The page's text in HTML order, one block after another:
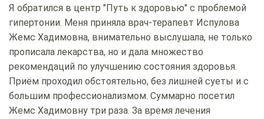
Я обратился в центр "Путь к здоровью" с проблемой
гипертонии. Меня приняла врач-терапевт Испулова
Жемс Хадимовна, внимательно выслушала, не только
прописала лекарства, но и дала множество
рекомендаций по улучшению состояния здоровья.
Приём проходил обстоятельно, без лишней суеты и с
большим профессионализмом. Суммарно посетил
Жемс Хадимовну три раза. За время лечения